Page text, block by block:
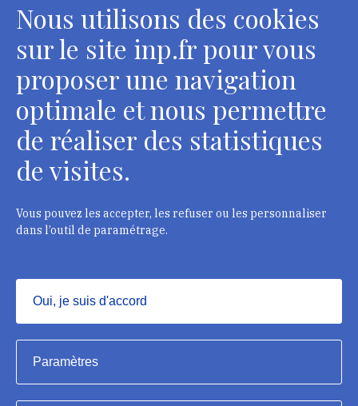
2 rue Vivienne - 75002 Paris
Tél. : + 33 1 44 41 16 41
Contacts
Département des restaurateurs
124 rue Henri Barbusse - 93300 Aubervilliers
Contacts
Institut national du patrimoine, 2023
Mentions légales
Nous utilisons des cookies
sur le site inp.fr pour vous
proposer une navigation
optimale et nous permettre
de réaliser des statistiques
de visites.
Vous pouvez les accepter, les refuser ou les personnaliser
dans l’outil de paramétrage.
Oui, je suis d'accord
Masquer
Paramètres